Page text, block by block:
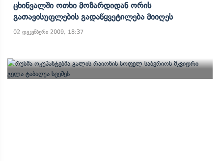
Ცხინვალში Ოთხი Მოზარდიდან Ორის
Გათავისუფლების Გადაწყვეტილება Მიიღეს
02 დეკემბერი 2009, 18:37